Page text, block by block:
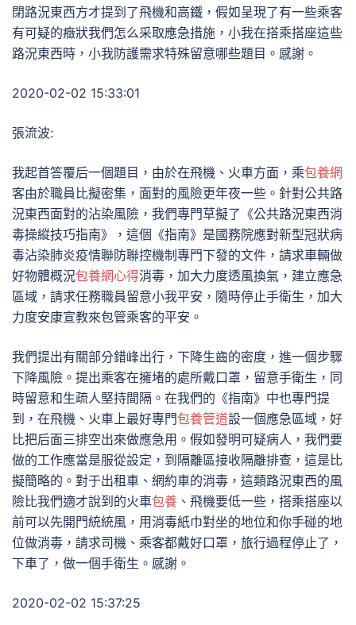
閉路況東西方才提到了飛機和高鐵，假如呈現了有一些乘客
有可疑的癥狀我們怎么采取應急措施，小我在搭乘搭座這些
路況東西時，小我防護需求特殊留意哪些題目。感謝。
2020-02-02 15:33:01
張流波:
我起首答覆后一個題目，由於在飛機、火車方面，乘包養網
客由於職員比擬密集，面對的風險更年夜一些。針對公共路
況東西面對的沾染風險，我們專門草擬了《公共路況東西消
毒操縱技巧指南》，這個《指南》是國務院應對新型冠狀病
毒沾染肺炎疫情聯防聯控機制專門下發的文件，請求車輛做
好物體概況包養網心得消毒，加大力度透風換氣，建立應急
區域，請求任務職員留意小我平安，隨時停止手衛生，加大
力度安康宣教來包管乘客的平安。
我們提出有關部分錯峰出行，下降生齒的密度，進一個步驟
下降風險。提出乘客在擁堵的處所戴口罩，留意手衛生，同
時留意和生疏人堅持間隔。在我們的《指南》中也專門提
到，在飛機、火車上最好專門包養管道設一個應急區域，好
比把后面三排空出來做應急用。假如發明可疑病人，我們要
做的工作應當是服從設定，到隔離區接收隔離排查，這是比
擬簡略的。對于出租車、網約車的消毒，這類路況東西的風
險比我們適才說到的火車包養 、飛機要低一些，搭乘搭座以
前可以先開門統統風，用消毒紙巾對坐的地位和你手碰的地
位做消毒，請求司機、乘客都戴好口罩，旅行過程停止了，
下車了，做一個手衛生。感謝。
2020-02-02 15:37:25